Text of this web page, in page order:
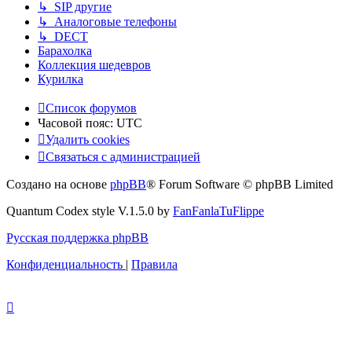
↳ SIP другие
↳ Аналоговые телефоны
↳ DECT
Барахолка
Коллекция шедевров
Курилка
Список форумов
Часовой пояс: UTC
Удалить cookies
Связаться с администрацией
Создано на основе phpBB® Forum Software © phpBB Limited
Quantum Codex style V.1.5.0 by FanFanlaTuFlippe
Русская поддержка phpBB
Конфиденциальность | Правила